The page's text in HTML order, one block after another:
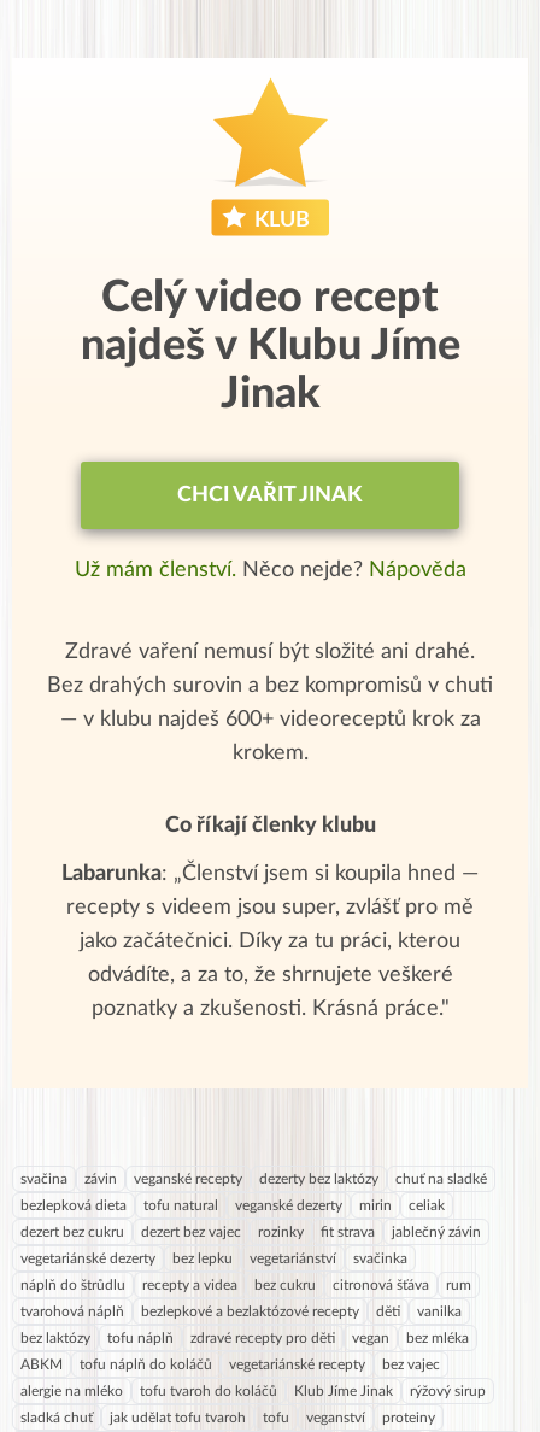
Celý video recept
najdeš v Klubu Jíme
Jinak
CHCI VAŘIT JINAK
Už mám členství. Něco nejde? Nápověda
Zdravé vaření nemusí být složité ani drahé.
Bez drahých surovin a bez kompromisů v chuti
— v klubu najdeš 600+ videoreceptů krok za
krokem.
Co říkají členky klubu
Labarunka: „Členství jsem si koupila hned —
recepty s videem jsou super, zvlášť pro mě
jako začátečnici. Díky za tu práci, kterou
odvádíte, a za to, že shrnujete veškeré
poznatky a zkušenosti. Krásná práce."
svačina závin veganské recepty dezerty bez laktózy
chuť na sladké
bezlepková dieta
tofu natural veganské dezerty mirin
celiak
dezert bez cukru
dezert bez vajec rozinky fit strava
jablečný závin
vegetariánské dezerty
bez lepku vegetariánství
svačinka
náplň do štrůdlu
recepty a videa bez cukru citronová šťáva
rum
tvarohová náplň
bezlepkové a bezlaktózové recepty děti
vanilka
bez laktózy
tofu náplň zdravé recepty pro děti vegan
bez mléka
ABKM
tofu náplň do koláčů vegetariánské recepty
bez vajec
alergie na mléko
tofu tvaroh do koláčů Klub Jíme Jinak
rýžový sirup
sladká chuť
jak udělat tofu tvaroh tofu veganství
proteiny